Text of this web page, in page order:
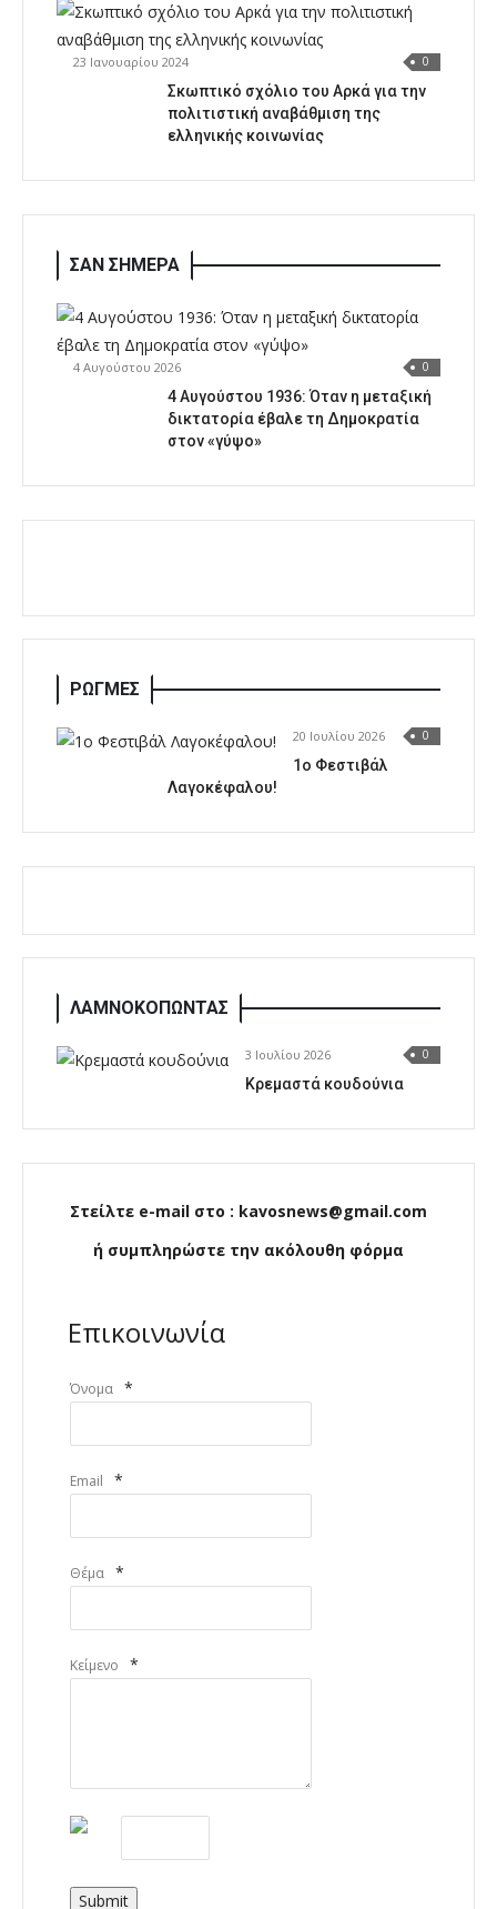
23 Ιανουαρίου 2024 0
Σκωπτικό σχόλιο του Αρκά για την
πολιτιστική αναβάθμιση της
ελληνικής κοινωνίας
ΣΑΝ ΣΗΜΕΡΑ
4 Αυγούστου 2026 0
4 Αυγούστου 1936: Όταν η μεταξική
δικτατορία έβαλε τη Δημοκρατία
στον «γύψο»
ΡΩΓΜΕΣ
20 Ιουλίου 2026 0
1o Φεστιβάλ
Λαγοκέφαλου!
ΛΑΜΝΟΚΟΠΩΝΤΑΣ
3 Ιουλίου 2026 0
Κρεμαστά κουδούνια
Στείλτε e-mail στο : kavosnews@gmail.com
ή συμπληρώστε την ακόλουθη φόρμα
Επικοινωνία
Όνομα *
Email *
Θέμα *
Κείμενο *
Submit